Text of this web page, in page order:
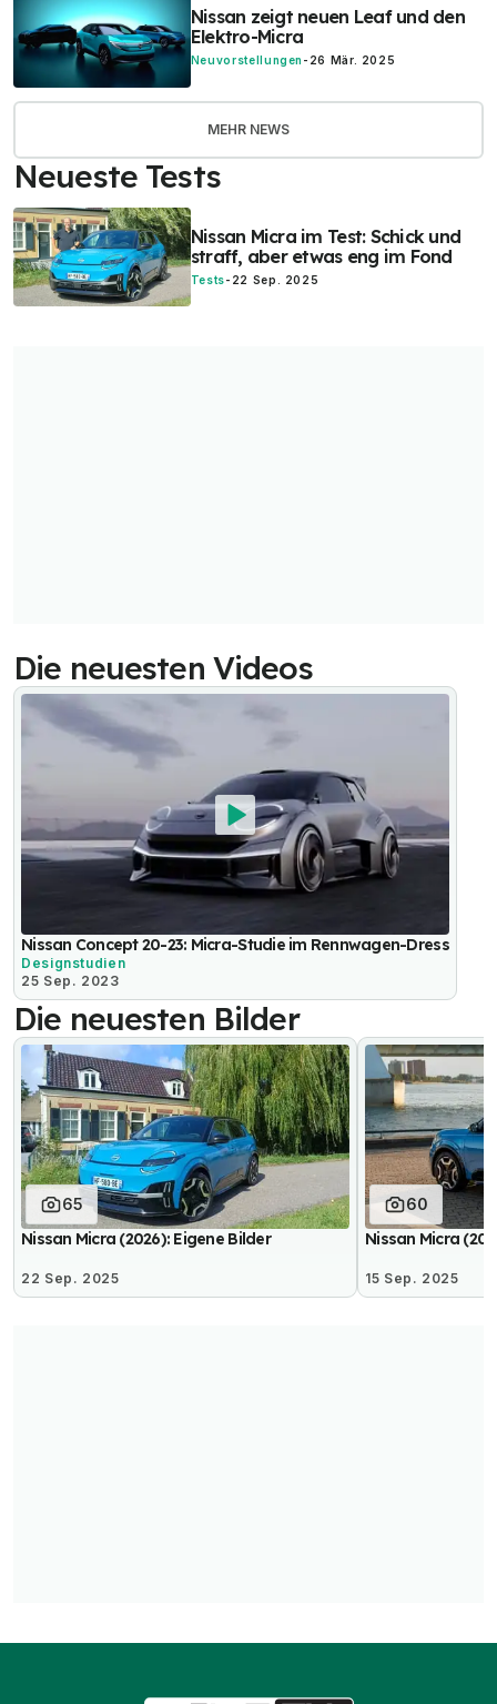
Nissan zeigt neuen Leaf und den
Elektro-Micra
Neuvorstellungen - 26 Mär. 2025
MEHR NEWS
Neueste Tests
Nissan Micra im Test: Schick und
straff, aber etwas eng im Fond
Tests- 22 Sep. 2025
Die neuesten Videos
Nissan Concept 20-23: Micra-Studie im Rennwagen-Dress
Designstudien
25 Sep. 2023
Die neuesten Bilder
65
Nissan Micra (2026): Eigene Bilder
22 Sep. 2025
60
Nissan Micra
15 Sep. 2025